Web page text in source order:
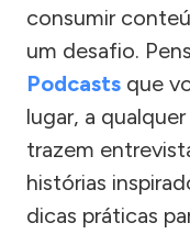
consumir
um desafio.
Podcasts que
lugar, a
trazem
histórias
dicas práticas